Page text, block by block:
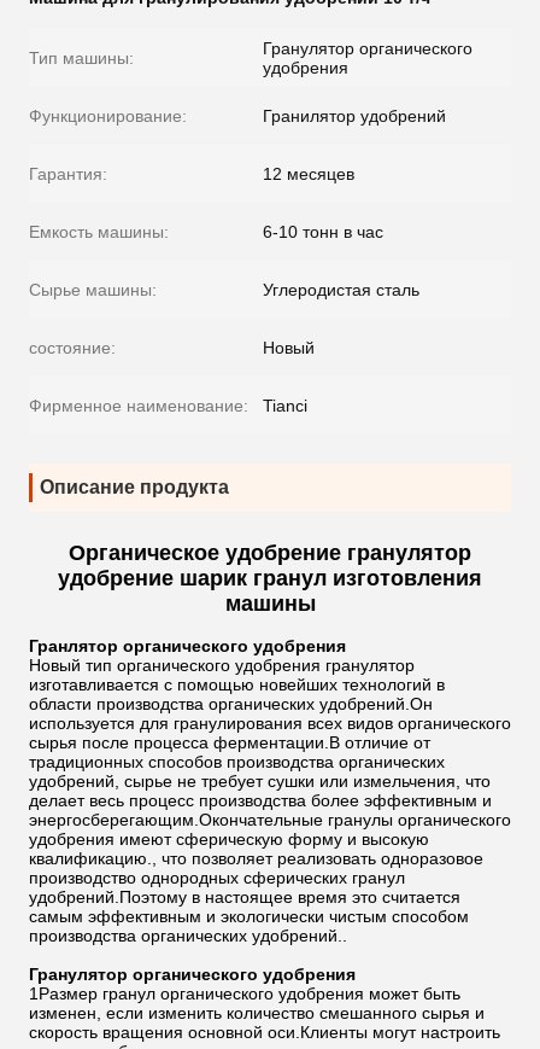
Тип машины:
Гранулятор органического
удобрения
Функционирование: Гранилятор удобрений
Гарантия: 12 месяцев
Емкость машины: 6-10 тонн в час
Сырье машины: Углеродистая сталь
состояние: Новый
Фирменное наименование: Tianci
Описание продукта
Органическое удобрение гранулятор
удобрение шарик гранул изготовления
машины
Гранлятор органического удобрения
Новый тип органического удобрения гранулятор
изготавливается с помощью новейших технологий в
области производства органических удобрений.Он
используется для гранулирования всех видов органического
сырья после процесса ферментации.В отличие от
традиционных способов производства органических
удобрений, сырье не требует сушки или измельчения, что
делает весь процесс производства более эффективным и
энергосберегающим.Окончательные гранулы органического
удобрения имеют сферическую форму и высокую
квалификацию., что позволяет реализовать одноразовое
производство однородных сферических гранул
удобрений.Поэтому в настоящее время это считается
самым эффективным и экологически чистым способом
производства органических удобрений..
Гранулятор органического удобрения
1Размер гранул органического удобрения может быть
изменен, если изменить количество смешанного сырья и
скорость вращения основной оси.Клиенты могут настроить